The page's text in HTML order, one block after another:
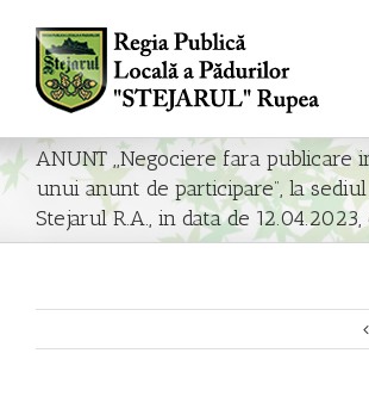
ANUNT ,,Negociere fara publicare
unui anunt de participare”, la sediul
Stejarul R.A., in data de